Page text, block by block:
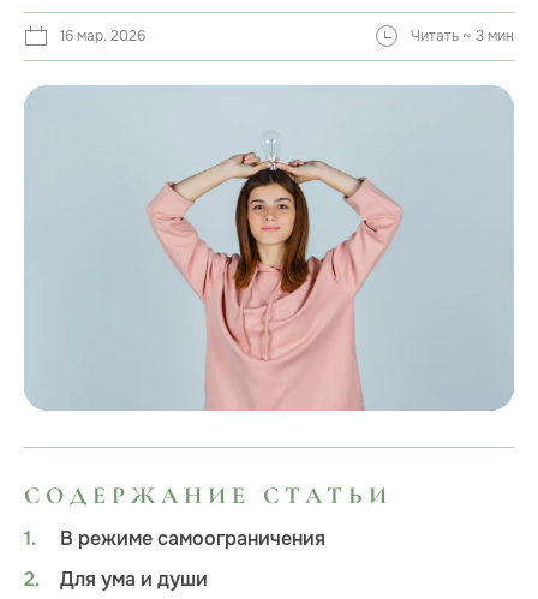
16 мар. 2026 Читать ~ 3 мин
СОДЕРЖАНИЕ СТАТЬИ
В режиме самоограничения
Для ума и души